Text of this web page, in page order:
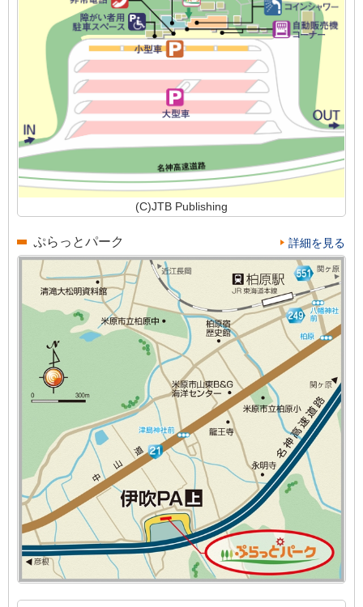
(C)JTB Publishing
ぷらっとパーク 詳細を見る